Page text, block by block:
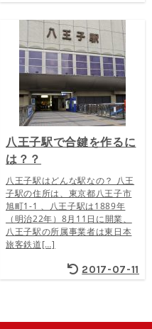
八王子駅で合鍵を作るに
は？？
八王子駅はどんな駅なの？ 八王
子駅の住所は、東京都八王子市
旭町1-1 、八王子駅は1889年
（明治22年）8月11日に開業、
八王子駅の所属事業者は東日本
旅客鉄道[…]
2017-07-11